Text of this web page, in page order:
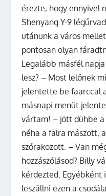
érezte, hogy ennyivel
Shenyang Y-9
utánunk a város
pontosan olyan
Legalább másfél
lesz? – Most lelőnek
jelentette be faarccal
másnapi menüt
vártam! – jött dühbe a
néha a falra mászott,
szórakozott. – Van
hozzászólásod? Billy
kérdezted. Egyébként
leszállni ezen a